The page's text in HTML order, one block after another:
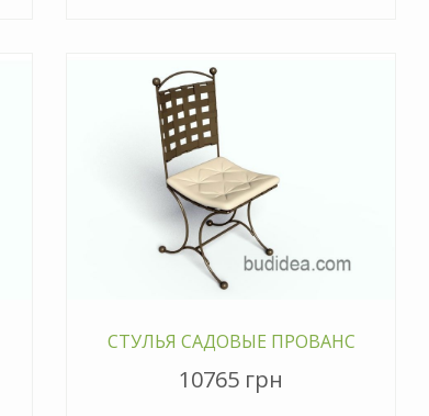
СТУЛЬЯ САДОВЫЕ ПРОВАНС
10765 грн